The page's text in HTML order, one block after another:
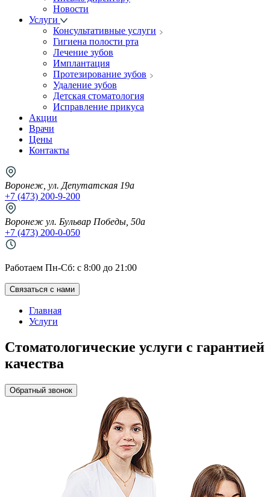
Новости
Услуги
Консультативные услуги
Гигиена полости рта
Лечение зубов
Имплантация
Протезирование зубов
Удаление зубов
Детская стоматология
Исправление прикуса
Акции
Врачи
Цены
Контакты
Воронеж, ул. Депутатская 19а
+7 (473) 200-9-200
Воронеж ул. Бульвар Победы, 50а
+7 (473) 200-0-050
Работаем Пн-Cб: с 8:00 до 21:00
Связаться с нами
Главная
Услуги
Стоматологические услуги с гарантией
качества
Обратный звонок